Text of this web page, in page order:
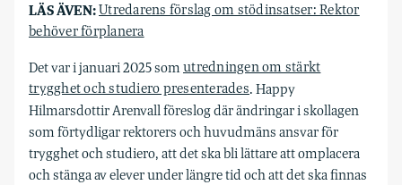
LÄS ÄVEN:Utredarens förslag om stödinsatser: Rektor
behöver förplanera
Det var i januari 2025 somutredningen om stärkt
trygghet och studiero presenterades. Happy
Hilmarsdottir Arenvall föreslog där ändringar i skollagen
som förtydligar rektorers och huvudmäns ansvar för
trygghet och studiero, att det ska bli lättare att omplacera
och stänga av elever under längre tid och att det ska finnas